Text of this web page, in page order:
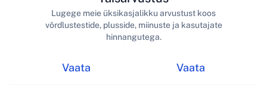
Vaata
Lugege meie üksikasjalikku arvustust koos
võrdlustestide, plusside, miinuste ja kasutajate
hinnangutega.
Vaata